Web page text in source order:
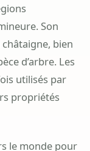
Son
bien
d’arbre. Les
utilisés par
propriétés
le monde pour